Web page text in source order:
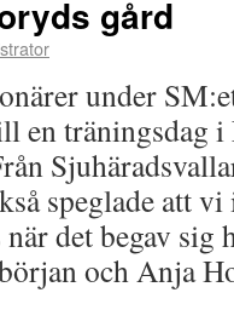
gård
under
en träningsdag i
speglade att vi
det begav sig
och Anja